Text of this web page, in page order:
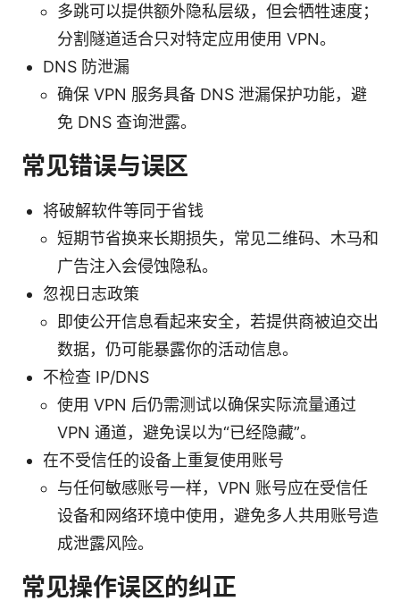
多跳可以提供额外隐私层级，但会牺牲速度；
分割隧道适合只对特定应用使用 VPN。
DNS 防泄漏
确保 VPN 服务具备 DNS 泄漏保护功能，避
免 DNS 查询泄露。
常见错误与误区
将破解软件等同于省钱
短期节省换来长期损失，常见二维码、木马和
广告注入会侵蚀隐私。
忽视日志政策
即使公开信息看起来安全，若提供商被迫交出
数据，仍可能暴露你的活动信息。
不检查 IP/DNS
使用 VPN 后仍需测试以确保实际流量通过
VPN 通道，避免误以为“已经隐藏”。
在不受信任的设备上重复使用账号
与任何敏感账号一样，VPN 账号应在受信任
设备和网络环境中使用，避免多人共用账号造
成泄露风险。
常见操作误区的纠正